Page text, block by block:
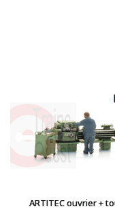
ARTITEC ouvrier +